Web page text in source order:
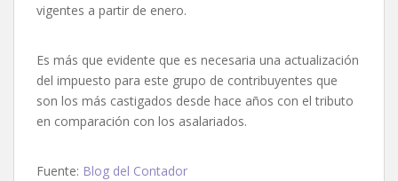
vigentes a partir de enero.
Es más que evidente que es necesaria una actualización
del impuesto para este grupo de contribuyentes que
son los más castigados desde hace años con el tributo
en comparación con los asalariados.
Fuente: Blog del Contador